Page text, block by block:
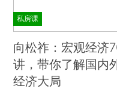
私房课
向松祚：宏观经济
讲，带你了解国内
经济大局